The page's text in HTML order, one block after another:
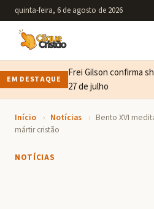
quinta-feira, 6 de agosto de 2026
EM DESTAQUE
Frei Gilson confirma
27 de julho
Início › Notícias › Bento XVI
mártir cristão
NOTÍCIAS